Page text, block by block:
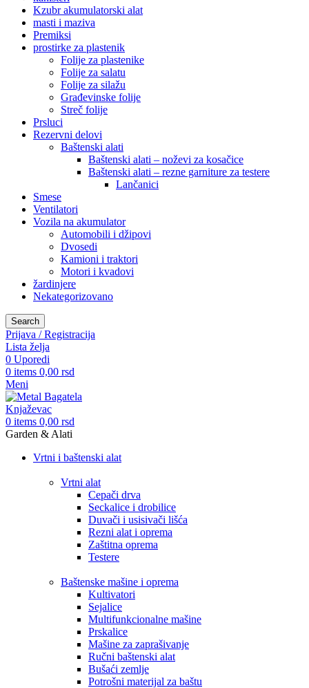
Kzubr akumulatorski alat
masti i maziva
Premiksi
prostirke za plastenik
Folije za plastenike
Folije za salatu
Folije za silažu
Građevinske folije
Streč folije
Prsluci
Rezervni delovi
Baštenski alati
Baštenski alati – noževi za kosačice
Baštenski alati – rezne garniture za testere
Lančanici
Smese
Ventilatori
Vozila na akumulator
Automobili i džipovi
Dvosedi
Kamioni i traktori
Motori i kvadovi
žardinjere
Nekategorizovano
Search
Prijava / Registracija
Lista želja
0 Uporedi
0 items 0,00 rsd
Meni
0 items 0,00 rsd
Garden & Alati
Vrtni i baštenski alat
Vrtni alat
Cepači drva
Seckalice i drobilice
Duvači i usisivači lišća
Rezni alat i oprema
Zaštitna oprema
Testere
Baštenske mašine i oprema
Kultivatori
Sejalice
Multifunkcionalne mašine
Prskalice
Mašine za zaprašivanje
Ručni baštenski alat
Bušaći zemlje
Potrošni materijal za baštu